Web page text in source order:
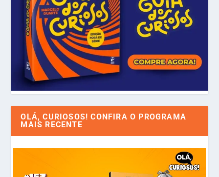
OLÁ, CURIOSOS! CONFIRA O PROGRAMA
MAIS RECENTE